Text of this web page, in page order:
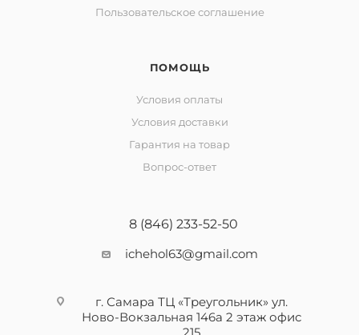
Пользовательское соглашение
ПОМОЩЬ
Условия оплаты
Условия доставки
Гарантия на товар
Вопрос-ответ
8 (846) 233-52-50
ichehol63@gmail.com
г. Самара ТЦ «Треугольник» ул.
Ново-Вокзальная 146а 2 этаж офис